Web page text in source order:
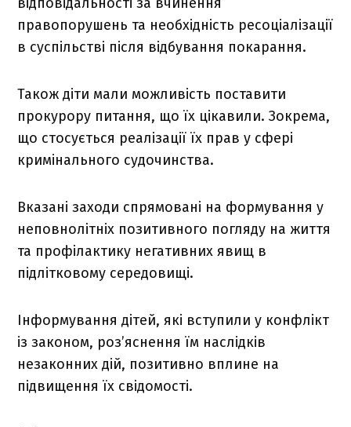
правопорушень та необхідність ресоціалізації
в суспільстві після відбування покарання.
Також діти мали можливість поставити
прокурору питання, що їх цікавили. Зокрема,
що стосується реалізації їх прав у сфері
кримінального судочинства.
Вказані заходи спрямовані на формування у
неповнолітніх позитивного погляду на життя
та профілактику негативних явищ в
підлітковому середовищі.
Інформування дітей, які вступили у конфлікт
із законом, роз’яснення їм наслідків
незаконних дій, позитивно вплине на
підвищення їх свідомості.